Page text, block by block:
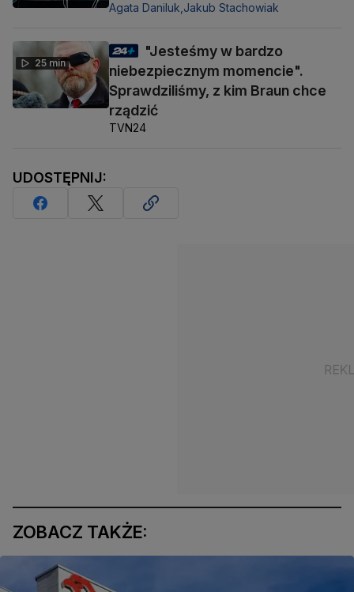
Agata Daniluk, Jakub Stachowiak
25 min
"Jesteśmy w bardzo
niebezpiecznym momencie".
Sprawdziliśmy, z kim Braun chce
rządzić
TVN24
UDOSTĘPNIJ:
ZOBACZ TAKŻE: